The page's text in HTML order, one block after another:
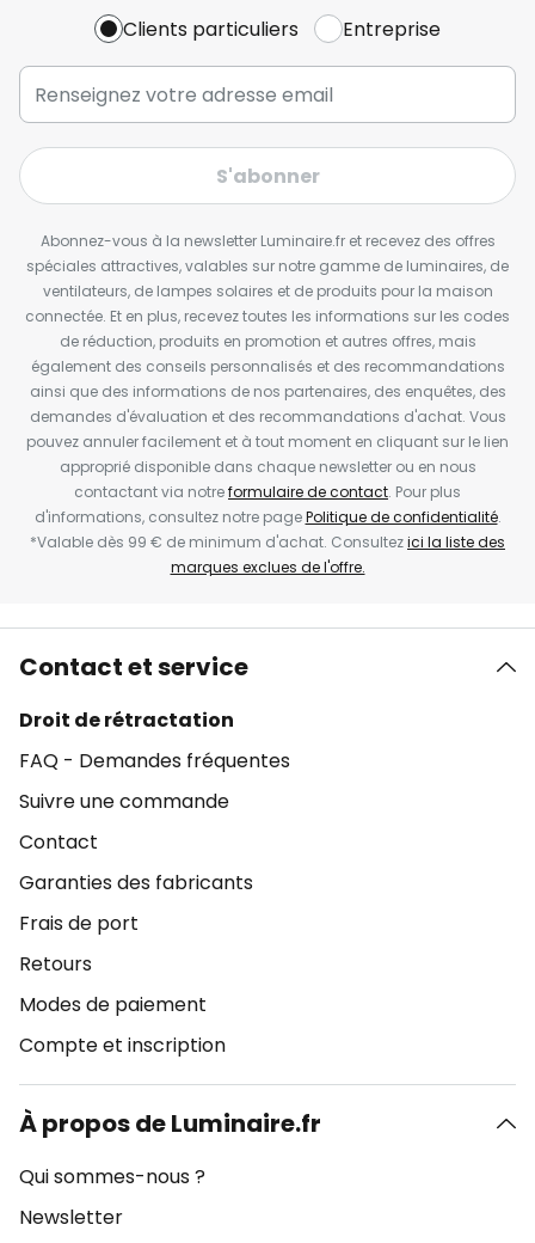
Clients particuliers Entreprise
S'abonner
Abonnez-vous à la newsletter Luminaire.fr et recevez des offres
spéciales attractives, valables sur notre gamme de luminaires, de
ventilateurs, de lampes solaires et de produits pour la maison
connectée. Et en plus, recevez toutes les informations sur les codes
de réduction, produits en promotion et autres offres, mais
également des conseils personnalisés et des recommandations
ainsi que des informations de nos partenaires, des enquêtes, des
demandes d'évaluation et des recommandations d'achat. Vous
pouvez annuler facilement et à tout moment en cliquant sur le lien
approprié disponible dans chaque newsletter ou en nous
contactant via notreformulaire de contact. Pour plus
d'informations, consultez notre pagePolitique de confidentialité.
*Valable dès 99 € de minimum d'achat. Consultezici la liste des
marques exclues de l'offre.
Contact et service
Droit de rétractation
FAQ - Demandes fréquentes
Suivre une commande
Contact
Garanties des fabricants
Frais de port
Retours
Modes de paiement
Compte et inscription
À propos de Luminaire.fr
Qui sommes-nous ?
Newsletter